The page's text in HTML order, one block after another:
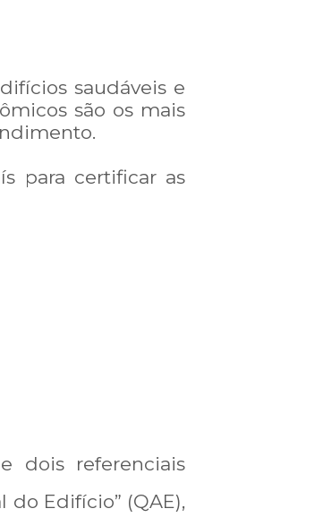
saudáveis e
são os mais
para certificar as
dois referenciais
do Edifício” (QAE),